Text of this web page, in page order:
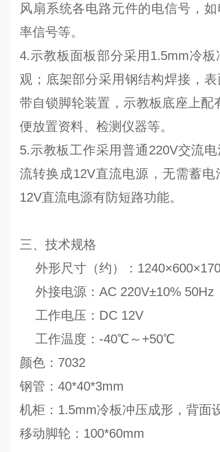
风扇系统各电路元件的电信号，
率信号等。
4.示教板面板部分采用 1.5mm冷板
观；底架部分采用钢结构焊接，
带自锁脚轮装置，示教板底座上配
便放置资料、检测仪器等。
5.示教板工作采用普通220V交流
流转换成12V直流电源，无需蓄
12V直流电源有防短路功能。
三、技术规格
外形尺寸（约）： 1240×6
外接电源：AC 220V±10% 50Hz
工作电压：DC 12V
工作温度：-40℃～+50℃
颜色： 7032
钢管：40*40*3mm
机柜：1.5mm冷板冲压成形，背面
移动脚轮：100*60mm